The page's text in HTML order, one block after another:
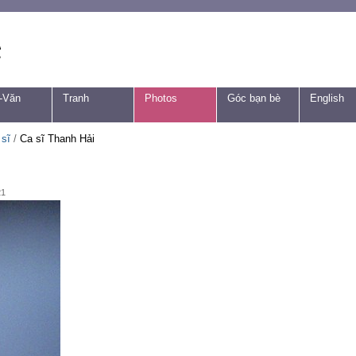
Tranh Photos Góc bạn bè English
sĩ / Ca sĩ Thanh Hải